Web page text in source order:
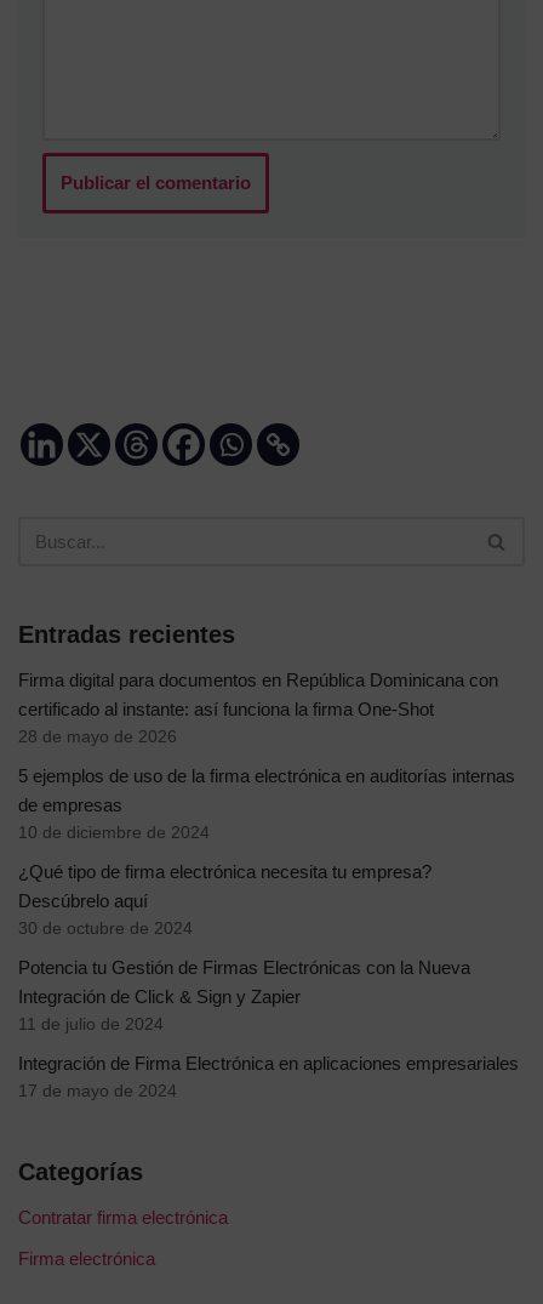
Entradas recientes
Firma digital para documentos en República Dominicana con
certificado al instante: así funciona la firma One-Shot
28 de mayo de 2026
5 ejemplos de uso de la firma electrónica en auditorías internas
de empresas
10 de diciembre de 2024
¿Qué tipo de firma electrónica necesita tu empresa?
Descúbrelo aquí
30 de octubre de 2024
Potencia tu Gestión de Firmas Electrónicas con la Nueva
Integración de Click & Sign y Zapier
11 de julio de 2024
Integración de Firma Electrónica en aplicaciones empresariales
17 de mayo de 2024
Categorías
Contratar firma electrónica
Firma electrónica